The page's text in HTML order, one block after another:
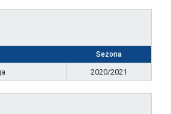
Sezona
2020/2021